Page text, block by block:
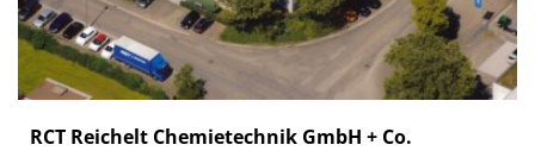
RCT Reichelt Chemietechnik GmbH + Co.